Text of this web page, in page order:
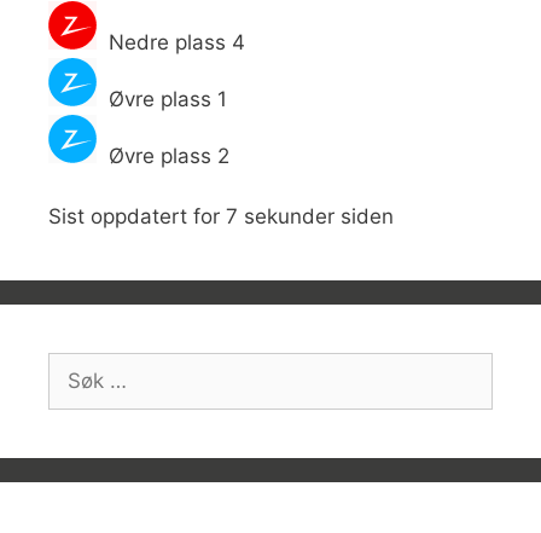
Nedre plass 4
Øvre plass 1
Øvre plass 2
Sist oppdatert for 7 sekunder siden
Søk
etter: